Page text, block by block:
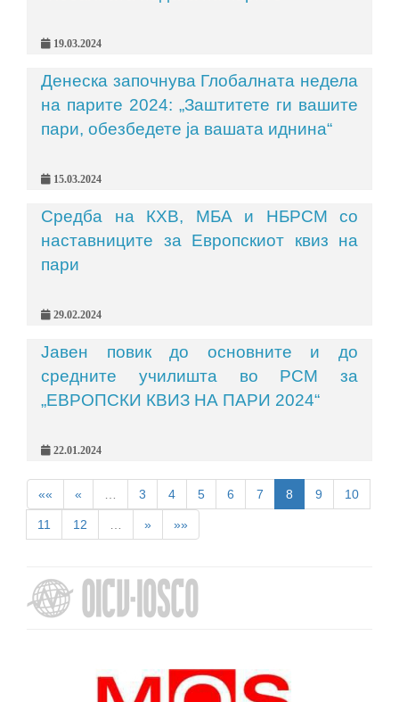
19.03.2024
Денеска започнува Глобалната недела
на парите 2024: „Заштитете ги вашите
пари, обезбедете ја вашата иднина“
15.03.2024
Средба на КХВ, МБА и НБРСМ со
наставниците за Европскиот квиз на
пари
29.02.2024
Јавен повик до основните и до
средните училишта во РСМ за
„ЕВРОПСКИ КВИЗ НА ПАРИ 2024“
22.01.2024
«« « … 3 4 5 6 7 8 9 10
11 12 … » »»